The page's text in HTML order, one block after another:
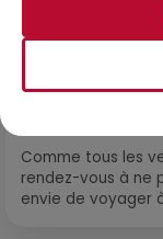
Comme tous les
rendez-vous à ne
envie de voyager